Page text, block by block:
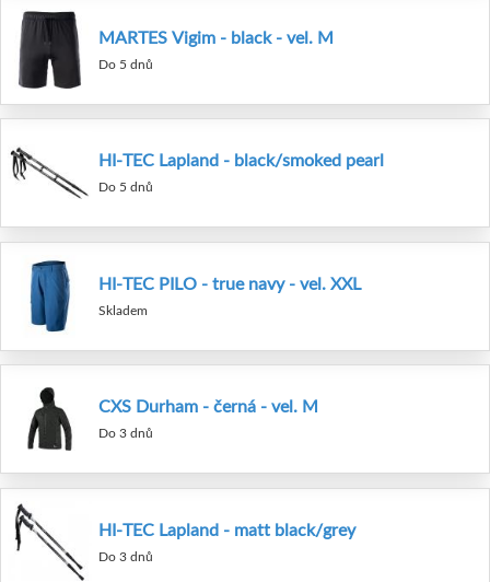
MARTES Vigim - black - vel. M
Do 5 dnů
HI-TEC Lapland - black/smoked pearl
Do 5 dnů
HI-TEC PILO - true navy - vel. XXL
Skladem
CXS Durham - černá - vel. M
Do 3 dnů
HI-TEC Lapland - matt black/grey
Do 3 dnů